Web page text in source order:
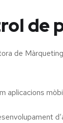
de
de
aplicacions